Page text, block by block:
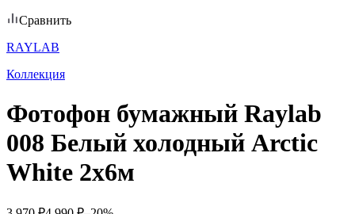
Сравнить
RAYLAВ
Коллекция
Фотофон бумажный Raylab
008 Белый холодный Arctic
White 2х6м